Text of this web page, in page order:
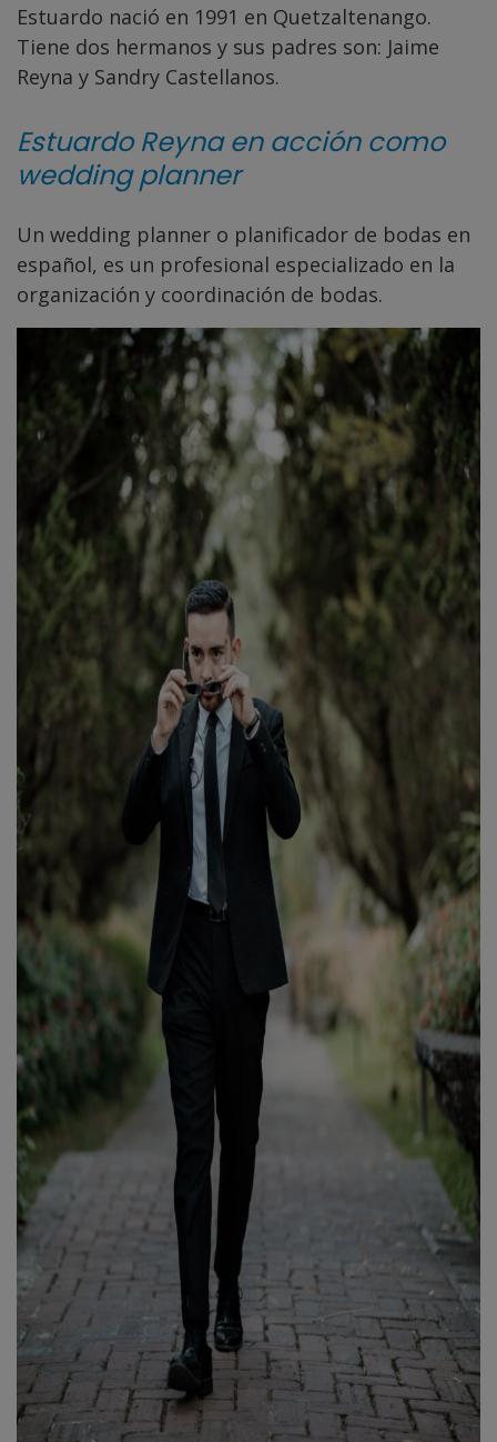
Estuardo nació en 1991 en Quetzaltenango.
Tiene dos hermanos y sus padres son: Jaime
Reyna y Sandry Castellanos.
Estuardo Reyna en acción como
wedding planner
Un wedding planner o planificador de bodas en
español, es un profesional especializado en la
organización y coordinación de bodas.